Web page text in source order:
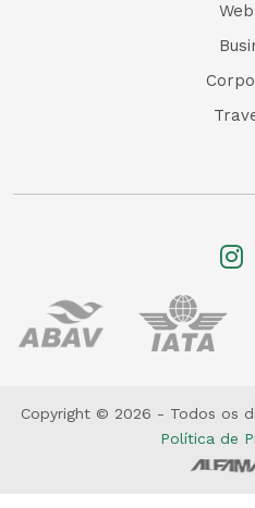
Copyright © 2026 - Todos os
Política de